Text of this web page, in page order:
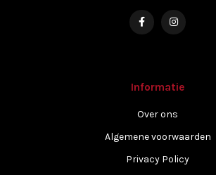
Informatie
Over ons
Algemene voorwaarden
Privacy Policy